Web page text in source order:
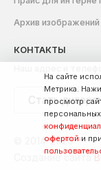
Архив изображений
КОНТАКТЫ
Стать
© 2014-2026
Создание сайта
На сайте
Метрика.
просмотр
офертой и